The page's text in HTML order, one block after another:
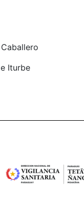
Iturbe